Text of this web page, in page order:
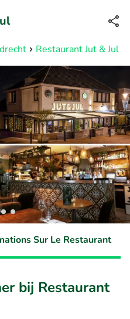
Disponible jusqu'à 23:00 heures
Restaurant Jut & Jul
Sur Le Restaurant
bij Restaurant